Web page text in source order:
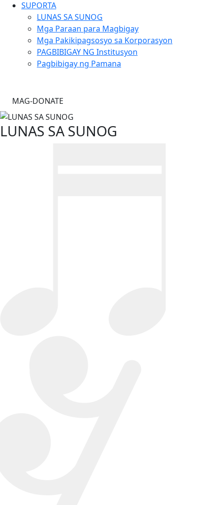
SUPORTA
LUNAS SA SUNOG
Mga Paraan para Magbigay
Mga Pakikipagsosyo sa Korporasyon
PAGBIBIGAY NG Institusyon
Pagbibigay ng Pamana
MAG-DONATE
LUNAS SA SUNOG